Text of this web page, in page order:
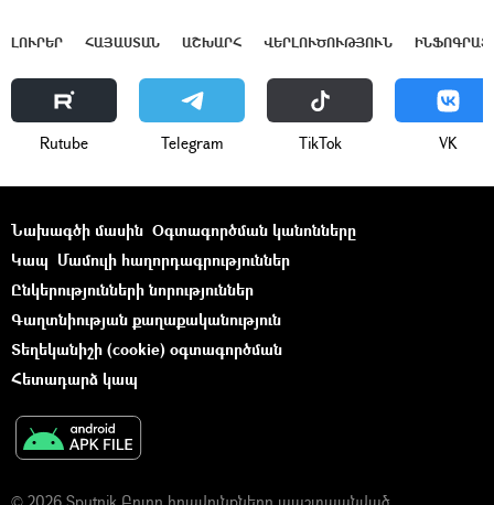
ԼՈՒՐԵՐ ՀԱՅԱՍՏԱՆ ԱՇԽԱՐՀ ՎԵՐԼՈՒԾՈՒԹՅՈՒՆ
Rutube Telegram ТikТоk VK
Նախագծի մասին Օգտագործման կանոնները
Կապ Մամուլի հաղորդագրություններ
Ընկերությունների նորություններ
Գաղտնիության քաղաքականություն
Տեղեկանիշի (cookie) օգտագործման
Հետադարձ կապ